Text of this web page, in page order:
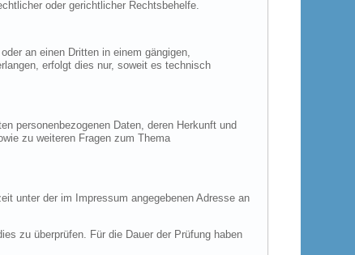
oder gerichtlicher Rechtsbehelfe.
an einen Dritten in einem gängigen,
erfolgt dies nur, soweit es technisch
personenbezogenen Daten, deren Herkunft und
zu weiteren Fragen zum Thema
unter der im Impressum angegebenen Adresse an
zu überprüfen. Für die Dauer der Prüfung haben